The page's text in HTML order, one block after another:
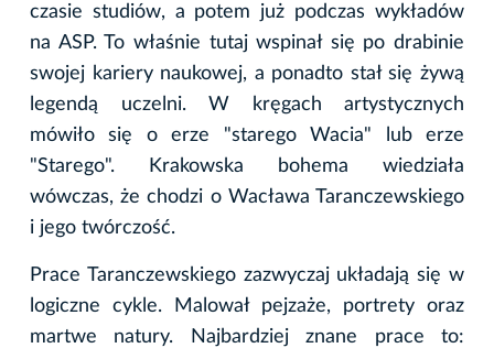
czasie studiów, a potem już podczas wykładów
na ASP. To właśnie tutaj wspinał się po drabinie
swojej kariery naukowej, a ponadto stał się żywą
legendą uczelni. W kręgach artystycznych
mówiło się o erze "starego Wacia" lub erze
"Starego". Krakowska bohema wiedziała
wówczas, że chodzi o Wacława Taranczewskiego
i jego twórczość.
Prace Taranczewskiego zazwyczaj układają się w
logiczne cykle. Malował pejzaże, portrety oraz
martwe natury. Najbardziej znane prace to: